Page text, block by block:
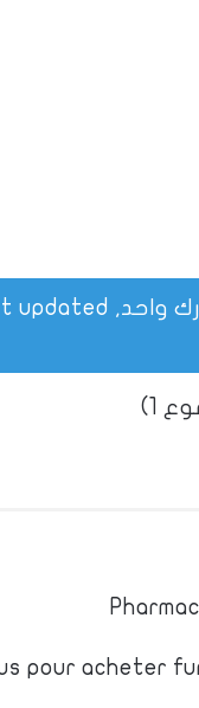
1)
pour acheter